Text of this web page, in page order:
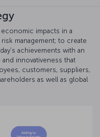
impacts in a
management; to create
achievements with an
innovativeness that
customers, suppliers,
as well as global